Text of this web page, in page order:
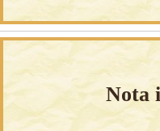
Nota